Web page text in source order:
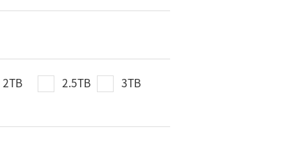
2TB 2.5TB
3TB